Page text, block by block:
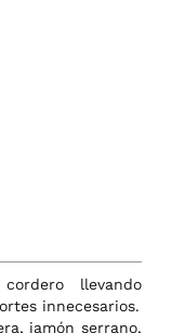
llevando
innecesarios.
jamón serrano,